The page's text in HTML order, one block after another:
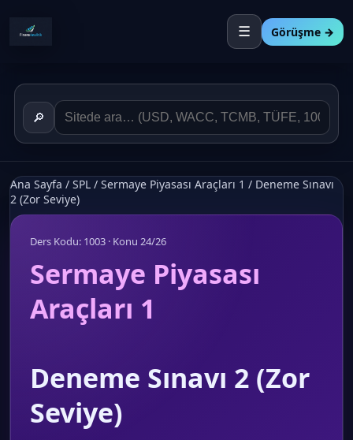
☰ Görüşme →
🔎
Ana Sayfa / SPL / Sermaye Piyasası Araçları 1 / Deneme Sınavı
2 (Zor Seviye)
Ders Kodu: 1003 · Konu 24/26
Sermaye Piyasası
Araçları 1
Deneme Sınavı 2 (Zor
Seviye)